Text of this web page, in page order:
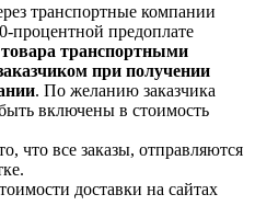
транспортные компании
процентной предоплате
транспортными
при получении
. По желанию заказчика
включены в стоимость
что все заказы, отправляются
доставки на сайтах